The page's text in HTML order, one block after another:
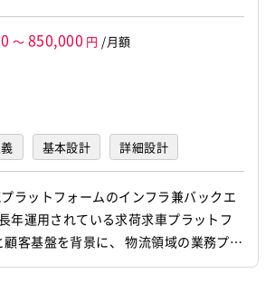
～ 850,000 円 /月額
基本設計 詳細設計
守
ラットフォームのインフラ兼バックエ
年運用されている求荷求車プラットフ
顧客基盤を背景に、 物流領域の業務プロ
ロダクトの立ち上げおよび運用に携わ